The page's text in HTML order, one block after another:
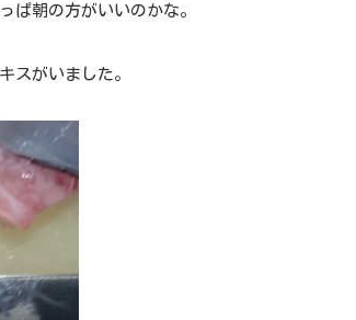
ぱ朝の方がいいのかな。
スがいました。